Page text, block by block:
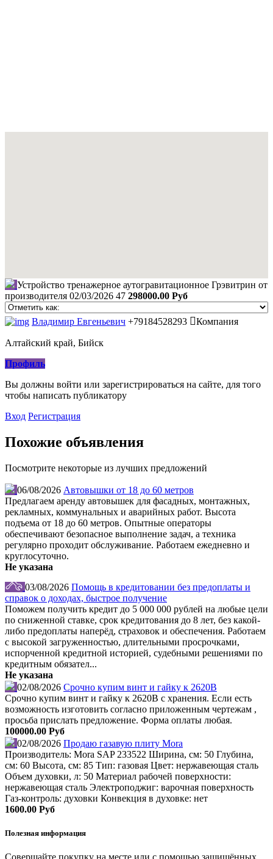
Устройство тренажерное аутогравитационное Грэвитрин от
производителя 02/03/2026 47 298000.00 Руб
Владимир Евгеньевич +79184528293 Компания
Алтайский край, Бийск
Профиль
Вы должны войти или зарегистрироваться на сайте, для того
чтобы написать публикатору
Вход Регистрация
Похожие объявления
Посмотрите некоторые из лучших предложений
06/08/2026 Автовышки от 18 до 60 метров
Предлагаем аренду автовышек для фасадных, монтажных,
рекламных, коммунальных и аварийных работ. Высота
подъема от 18 до 60 метров. Опытные операторы
обеспечивают безопасное выполнение задач, а техника
регулярно проходит обслуживание. Работаем ежедневно и
круглосуточно.
Не указана
03/08/2026 Помощь в кредитовании без предоплаты и
справок о доходах, быстрое получение
Поможем получить кредит до 5 000 000 рублей на любые цели
по сниженной ставке, срок кредитования до 8 лет, без какой-
либо предоплаты наперёд, страховок и обеспечения. Работаем
с высокой загруженностью, длительными просрочками,
испорченной кредитной историей, судебными решениями по
кредитным обязател...
Не указана
02/08/2026 Срочно купим винт и гайку к 2620В
Срочно купим винт и гайку к 2620В с хранения. Если есть
возможность изготовить согласно приложенным чертежам ,
просьба прислать предложение. Форма оплаты любая.
100000.00 Руб
02/08/2026 Продаю газавую плиту Mora
Производитель: Mora SAP 233522 Ширина, см: 50 Глубина,
см: 60 Высота, см: 85 Тип: газовая Цвет: нержавеющая сталь
Объем духовки, л: 50 Материал рабочей поверхности:
нержавеющая сталь Электроподжиг: варочная поверхность
Газ-контроль: духовки Конвекция в духовке: нет
1600.00 Руб
Полезная информация